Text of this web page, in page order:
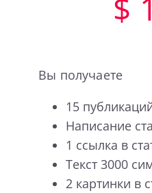
$
Вы получаете
15
Написание
1 ссылка в
Текст 3000
2 картинки в